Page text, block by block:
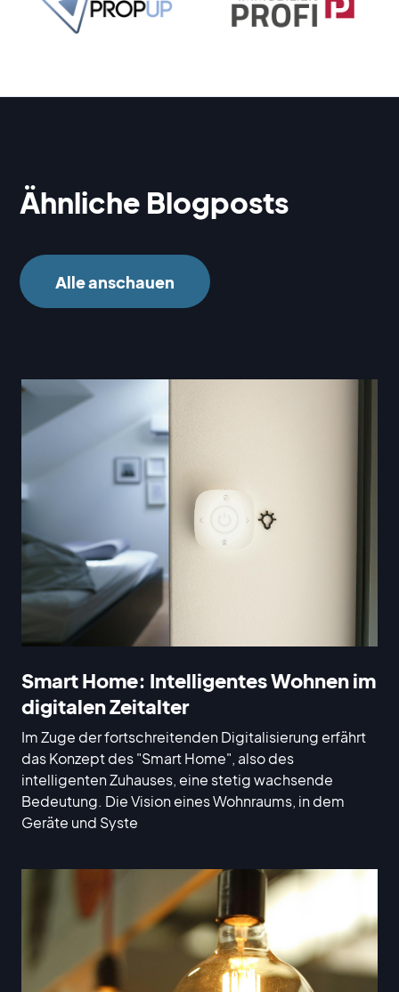
Ähnliche Blogposts
Alle anschauen
Smart Home: Intelligentes Wohnen im
digitalen Zeitalter
Im Zuge der fortschreitenden Digitalisierung erfährt
das Konzept des "Smart Home", also des
intelligenten Zuhauses, eine stetig wachsende
Bedeutung. Die Vision eines Wohnraums, in dem
Geräte und Syste